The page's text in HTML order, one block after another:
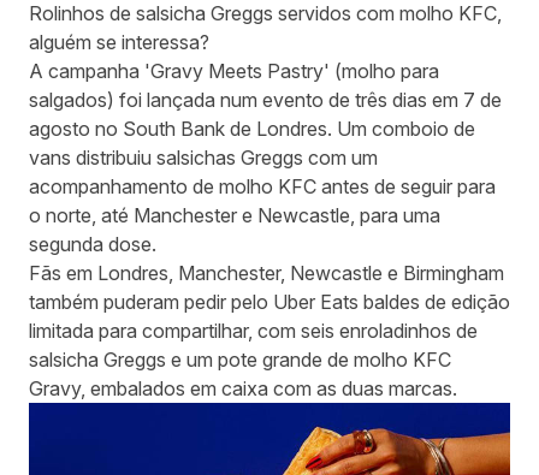
Rolinhos de salsicha Greggs servidos com molho KFC,
alguém se interessa?
A campanha 'Gravy Meets Pastry' (molho para
salgados) foi lançada num evento de três dias em 7 de
agosto no South Bank de Londres. Um comboio de
vans distribuiu salsichas Greggs com um
acompanhamento de molho KFC antes de seguir para
o norte, até Manchester e Newcastle, para uma
segunda dose.
Fãs em Londres, Manchester, Newcastle e Birmingham
também puderam pedir pelo Uber Eats baldes de edição
limitada para compartilhar, com seis enroladinhos de
salsicha Greggs e um pote grande de molho KFC
Gravy, embalados em caixa com as duas marcas.